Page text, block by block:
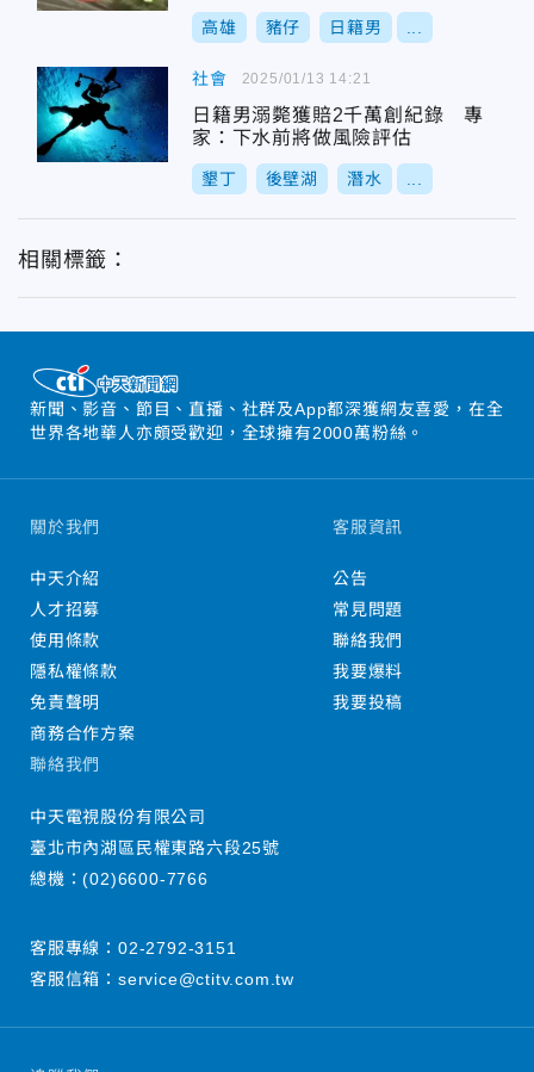
高雄 豬仔 日籍男
社會
日籍男溺斃獲賠2千萬創紀錄 專
家：下水前將做風險評估
墾丁 後壁湖 潛水
2025/01/13 14:21
相關標籤：
新聞、影音、節目、直播、社群及App都深獲網友喜愛，在全
世界各地華人亦頗受歡迎，全球擁有2000萬粉絲。
關於我們
中天介紹
人才招募
使用條款
隱私權條款
免責聲明
商務合作方案
客服資訊
公告
常見問題
聯絡我們
我要爆料
我要投稿
聯絡我們
中天電視股份有限公司
臺北市內湖區民權東路六段25號
總機：(02)6600-7766
客服專線： 02-2792-3151
客服信箱： service@ctitv.com.tw